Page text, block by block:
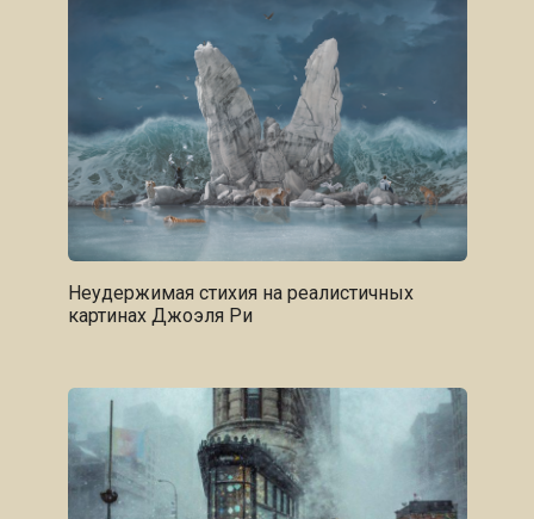
Неудержимая стихия на реалистичных
картинах Джоэля Ри